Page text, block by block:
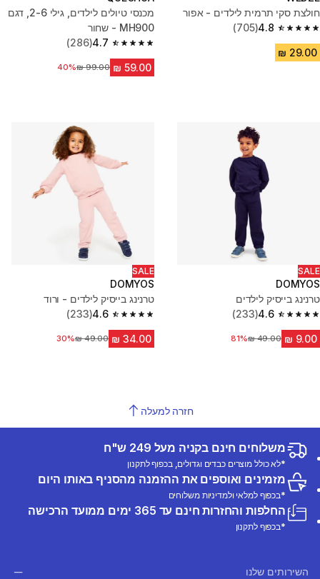
חולצת סקי תרמית לילדים - אפור
4.8
4.8 out of 5 stars from 705 reviews
(705)
מכנסי טיולים לילדים, גילי 2-6, דגם
MH900 - שחור
4.7
4.7 out of 5 stars from 286 reviews
(286)
מחיר לפני הנחה‏99.00 ₪
40%
SALE
DOMYOS
טרנינג בייסיק לילדים
4.6
4.6 out of 5 stars from 233 reviews
(233)
מחיר לפני הנחה‏49.00 ₪
81%
SALE
DOMYOS
טרנינג בייסיק לילדים - ורוד
4.6
4.6 out of 5 stars from 233 reviews
(233)
מחיר לפני הנחה‏49.00 ₪
30%
חזרה למעלה
משלוחים חינם בקניה מעל 249 ש"ח
*לא כולל מוצרים כבדים וגדולים, בכפוף לתקנון
מזמינים ואוספים את ההזמנה מהסניף באותו היום
*בכפוף למלאי ולמדיניות משלוחים
החלפות והחזרות חינם עד 365 ימים ממועד הרכישה
*בכפוף לתקנון
השירותים שלנו